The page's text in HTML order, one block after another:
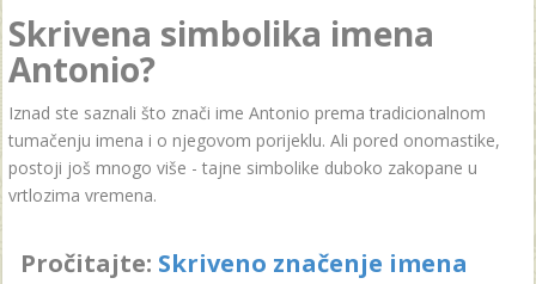
Skrivena simbolika imena
Antonio?
Iznad ste saznali što znači ime Antonio prema tradicionalnom
tumačenju imena i o njegovom porijeklu. Ali pored onomastike,
postoji još mnogo više - tajne simbolike duboko zakopane u
vrtlozima vremena.
Pročitajte: Skriveno značenje imena